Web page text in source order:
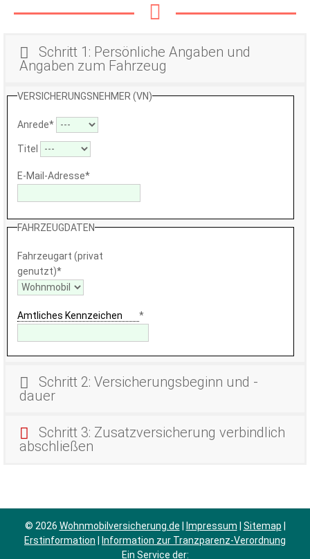
Schritt 1: Persönliche Angaben und
Angaben zum Fahrzeug
VERSICHERUNGSNEHMER (VN)
Anrede*
Titel
E-Mail-Adresse*
FAHRZEUGDATEN
Fahrzeugart (privat
genutzt)*
Amtliches Kennzeichen *
Schritt 2: Versicherungsbeginn und -
dauer
Schritt 3: Zusatzversicherung verbindlich
abschließen
© 2026 Wohnmobilversicherung.de | Impressum | Sitemap |
Erstinformation | Information zur Tranzparenz-Verordnung
Ein Service der: